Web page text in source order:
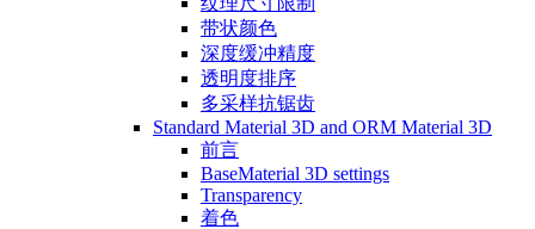
带状颜色
深度缓冲精度
透明度排序
多采样抗锯齿
Standard Material 3D and ORM Material 3D
前言
BaseMaterial 3D settings
Transparency
着色